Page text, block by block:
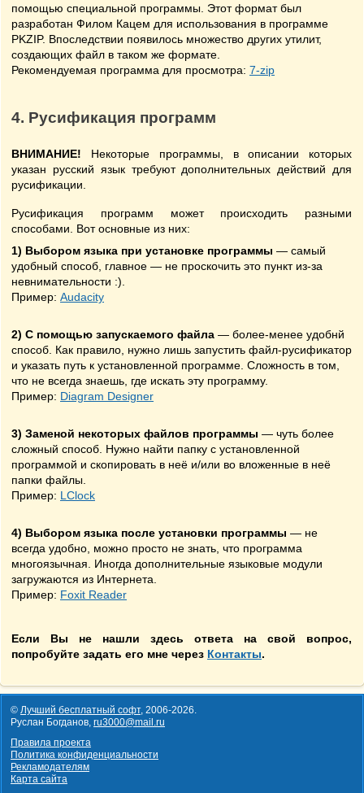
помощью специальной программы. Этот формат был
разработан Филом Кацем для использования в программе
PKZIP. Впоследствии появилось множество других утилит,
создающих файл в таком же формате.
Рекомендуемая программа для просмотра: 7-zip
4. Русификация программ
ВНИМАНИЕ! Некоторые программы, в описании которых
указан русский язык требуют дополнительных действий для
русификации.
Русификация программ может происходить разными
способами. Вот основные из них:
1) Выбором языка при установке программы — самый
удобный способ, главное — не проскочить это пункт из-за
невнимательности :).
Пример: Audacity
2) С помощью запускаемого файла — более-менее удобнй
способ. Как правило, нужно лишь запустить файл-русификатор
и указать путь к установленной программе. Сложность в том,
что не всегда знаешь, где искать эту программу.
Пример: Diagram Designer
3) Заменой некоторых файлов программы — чуть более
сложный способ. Нужно найти папку с установленной
программой и скопировать в неё и/или во вложенные в неё
папки файлы.
Пример: LClock
4) Выбором языка после установки программы — не
всегда удобно, можно просто не знать, что программа
многоязычная. Иногда дополнительные языковые модули
загружаются из Интернета.
Пример: Foxit Reader
Если Вы не нашли здесь ответа на свой вопрос,
попробуйте задать его мне через Контакты.
© Лучший бесплатный софт, 2006-2026.
Руслан Богданов, ru3000@mail.ru
Правила проекта
Политика конфиденциальности
Рекламодателям
Карта сайта